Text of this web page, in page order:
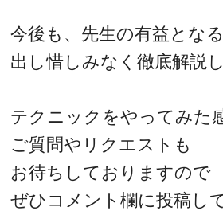
今後も、先生の有益とな
出し惜しみなく徹底解説
テクニックをやってみた
ご質問やリクエストも
お待ちしておりますので
ぜひコメント欄に投稿し